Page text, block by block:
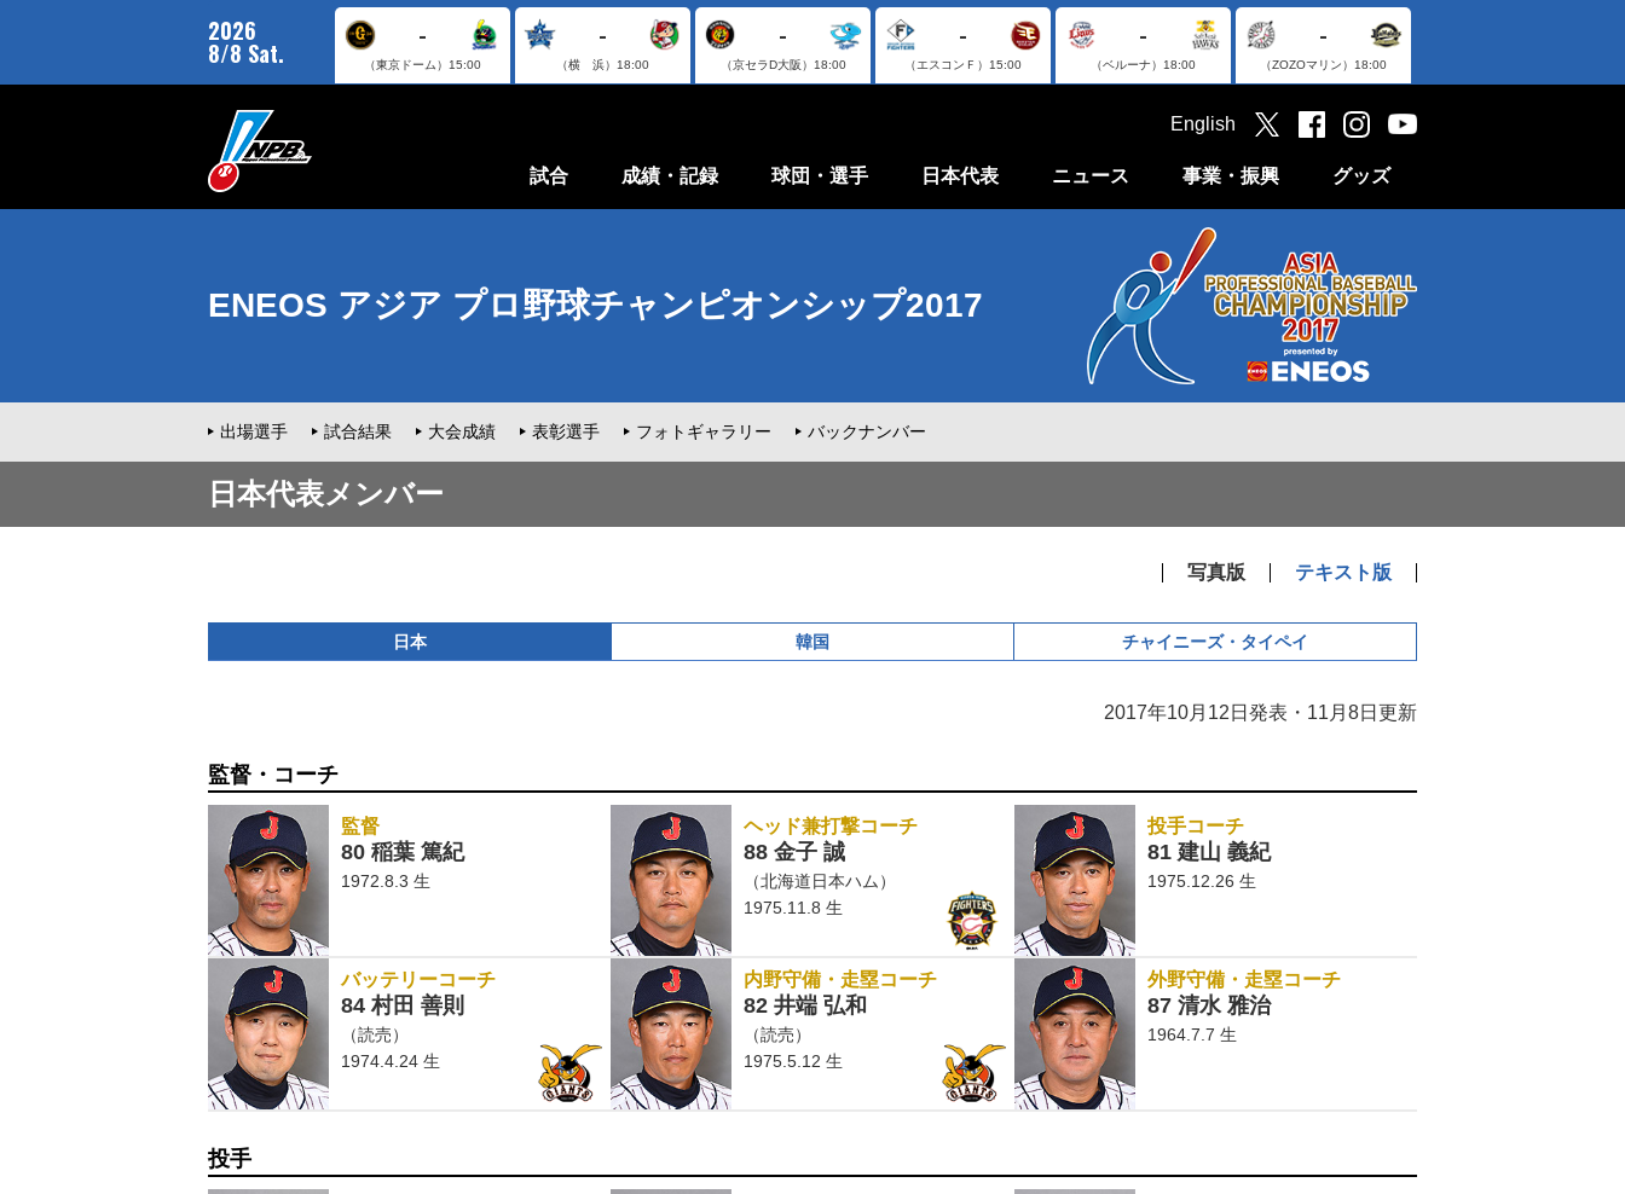
2026
8/8 Sat.
-
（東京ドーム） 15:00
-
（横 浜） 18:00
-
（京セラD大阪） 18:00
-
（エスコンＦ） 15:00
-
（ベルーナ） 18:00
-
（ZOZOマリン） 18:00
試合 成績・記録 球団・選手 日本代表 ニュース 事業・振興 グッズ
English
ENEOS アジア プロ野球チャンピオンシップ2017
出場選手 試合結果 大会成績 表彰選手 フォトギャラリー バックナンバー
日本代表メンバー
写真版 テキスト版
日本 韓国 チャイニーズ・タイペイ
2017年10月12日発表・11月8日更新
監督・コーチ
監督
80 稲葉 篤紀
1972.8.3 生
ヘッド兼打撃コーチ
88 金子 誠
（北海道日本ハム）
1975.11.8 生
投手コーチ
81 建山 義紀
1975.12.26 生
バッテリーコーチ
84 村田 善則
（読売）
1974.4.24 生
内野守備・走塁コーチ
82 井端 弘和
（読売）
1975.5.12 生
外野守備・走塁コーチ
87 清水 雅治
1964.7.7 生
投手